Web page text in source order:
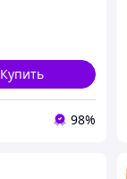
Купить
98%